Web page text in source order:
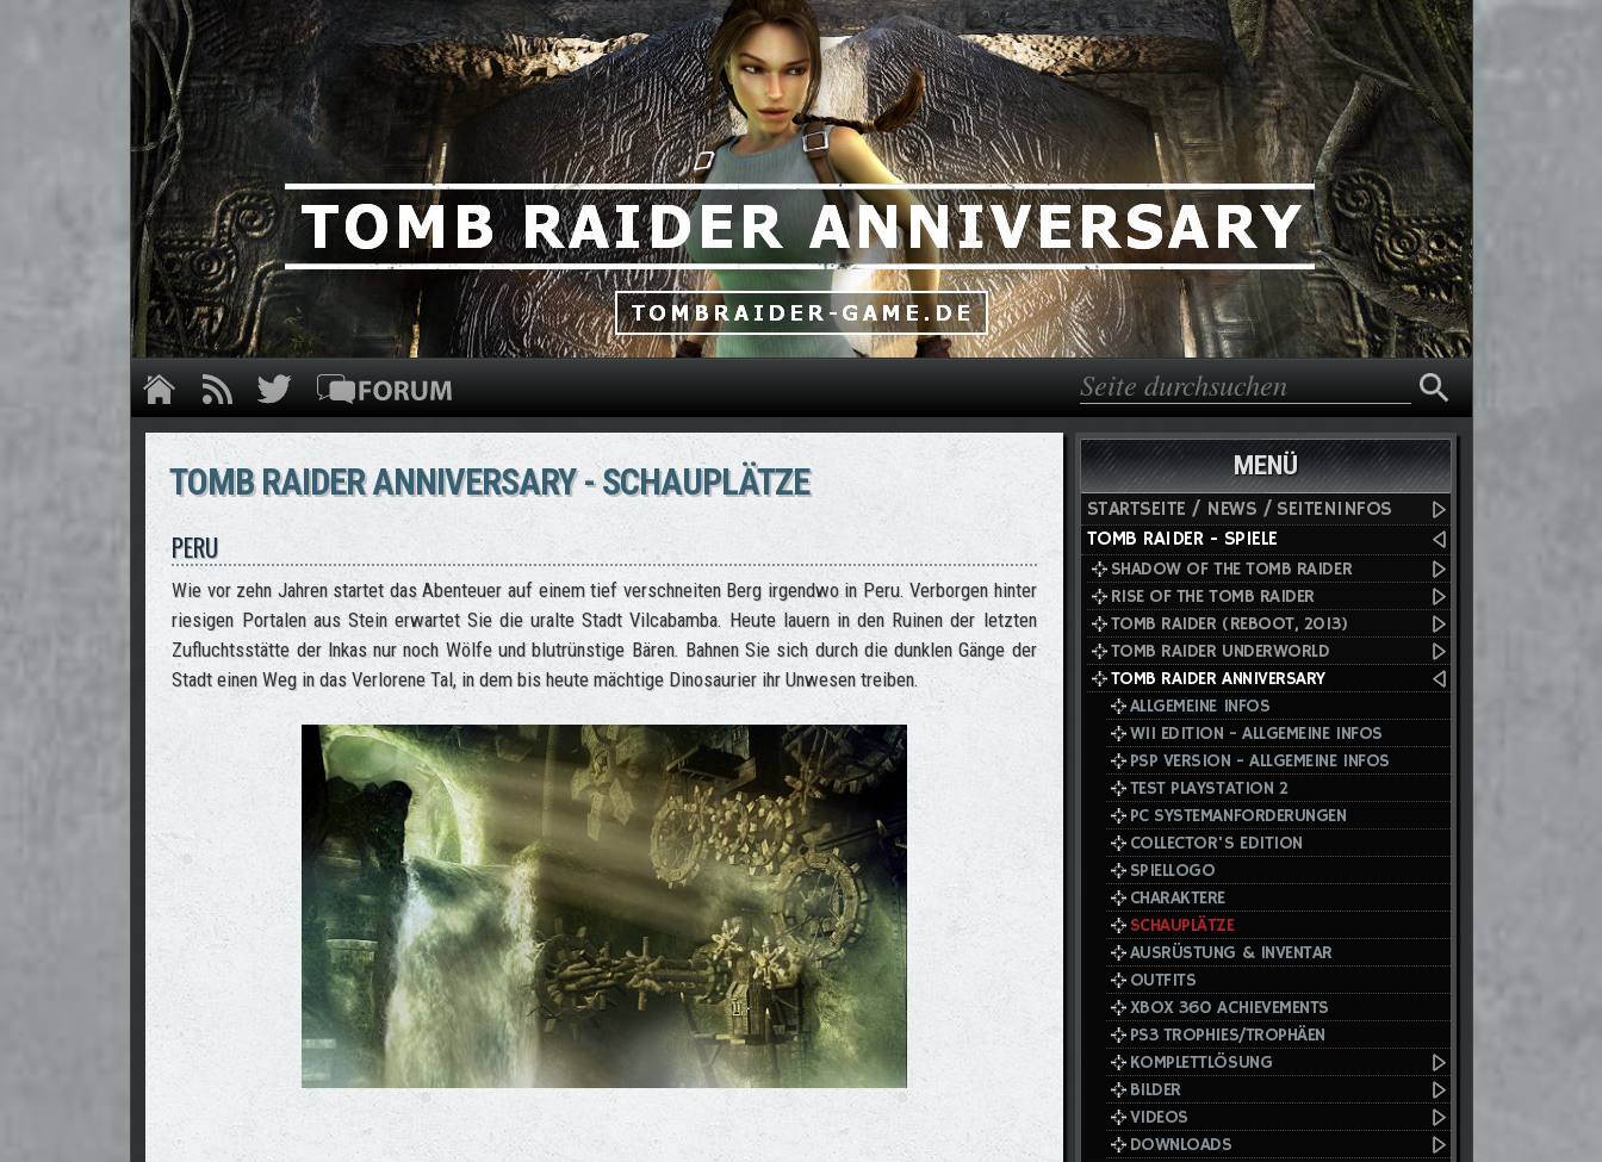
Direkt zum Inhalt
Suchformular
Suche
TOMB RAIDER ANNIVERSARY - SCHAUPLÄTZE
PERU
Wie vor zehn Jahren startet das Abenteuer auf einem tief verschneiten Berg irgendwo in Peru. Verborgen hinter
riesigen Portalen aus Stein erwartet Sie die uralte Stadt Vilcabamba. Heute lauern in den Ruinen der letzten
Zufluchtsstätte der Inkas nur noch Wölfe und blutrünstige Bären. Bahnen Sie sich durch die dunklen Gänge der
Stadt einen Weg in das Verlorene Tal, in dem bis heute mächtige Dinosaurier ihr Unwesen treiben.
MENÜ
STARTSEITE / NEWS / SEITENINFOS
TOMB RAIDER - SPIELE
SHADOW OF THE TOMB RAIDER
RISE OF THE TOMB RAIDER
TOMB RAIDER (REBOOT, 2013)
TOMB RAIDER UNDERWORLD
TOMB RAIDER ANNIVERSARY
ALLGEMEINE INFOS
WII EDITION - ALLGEMEINE INFOS
PSP VERSION - ALLGEMEINE INFOS
TEST PLAYSTATION 2
PC SYSTEMANFORDERUNGEN
COLLECTOR'S EDITION
SPIELLOGO
CHARAKTERE
SCHAUPLÄTZE
AUSRÜSTUNG & INVENTAR
OUTFITS
XBOX 360 ACHIEVEMENTS
PS3 TROPHIES/TROPHÄEN
KOMPLETTLÖSUNG
BILDER
VIDEOS
DOWNLOADS